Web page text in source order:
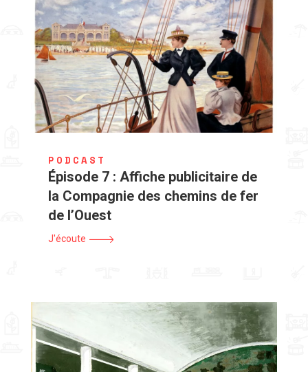
PODCAST
Épisode 7 : Affiche publicitaire de
la Compagnie des chemins de fer
de l’Ouest
J'écoute